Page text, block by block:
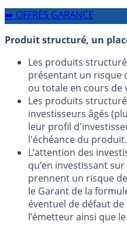
➡️ OFFRES GARANCE
Produit structuré, un
Les produits
présentant un risque
ou totale en cours de
Les produits
investisseurs âgés
leur profil
l'échéance du produit.
L’attention des
qu’en investissant
prennent un risque
le Garant de la
éventuel de défaut
l’émetteur ainsi que